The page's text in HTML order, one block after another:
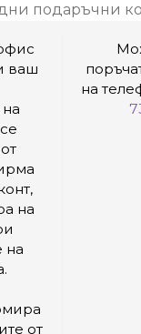
подаръчни
ваш
на
на
от
на